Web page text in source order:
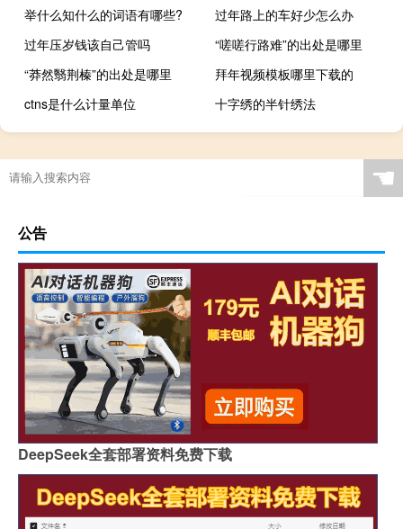
举什么知什么的词语有哪些?
过年路上的车好少怎么办
过年压岁钱该自己管吗
“嗟嗟行路难”的出处是哪里
“莽然翳荆榛”的出处是哪里
拜年视频模板哪里下载的
ctns是什么计量单位
十字绣的半针绣法
☚
公告
DeepSeek全套部署资料免费下载